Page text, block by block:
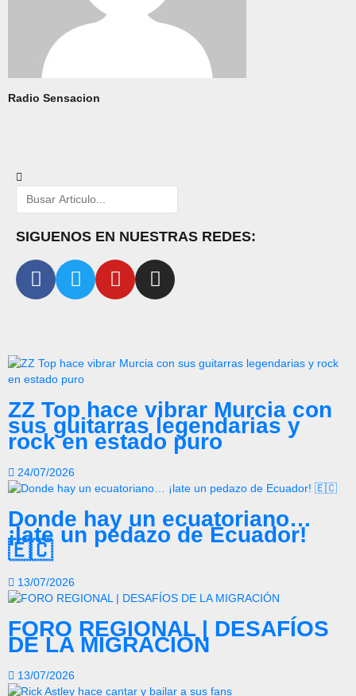
Radio Sensacion
SIGUENOS EN NUESTRAS REDES:
ZZ Top hace vibrar Murcia con
sus guitarras legendarias y
rock en estado puro
24/07/2026
Donde hay un ecuatoriano…
¡late un pedazo de Ecuador!
🇪🇨
13/07/2026
FORO REGIONAL | DESAFÍOS
DE LA MIGRACIÓN
13/07/2026